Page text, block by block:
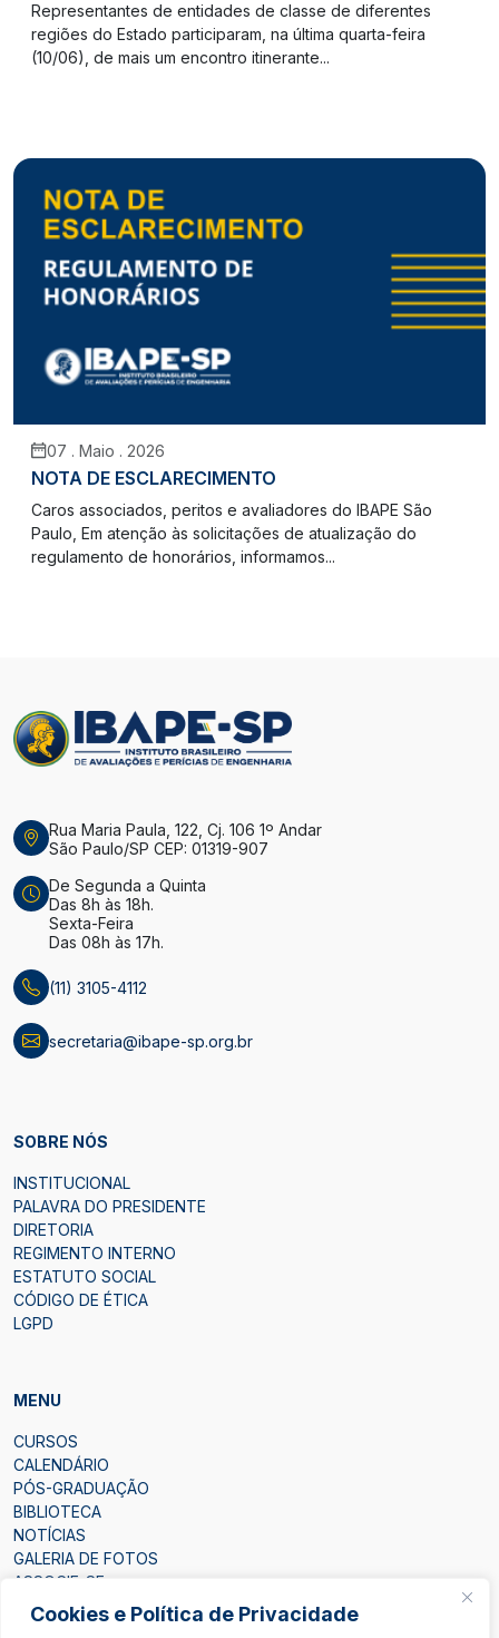
Cookies e Política de Privacidade
Representantes de entidades de classe de diferentes
regiões do Estado participaram, na última quarta-feira
(10/06), de mais um encontro itinerante...
07 . Maio . 2026
NOTA DE ESCLARECIMENTO
Caros associados, peritos e avaliadores do IBAPE São
Paulo, Em atenção às solicitações de atualização do
regulamento de honorários, informamos...
Rua Maria Paula, 122, Cj. 106 1º Andar
São Paulo/SP CEP: 01319-907
De Segunda a Quinta
Das 8h às 18h.
Sexta-Feira
Das 08h às 17h.
(11) 3105-4112
secretaria@ibape-sp.org.br
SOBRE NÓS
INSTITUCIONAL
PALAVRA DO PRESIDENTE
DIRETORIA
REGIMENTO INTERNO
ESTATUTO SOCIAL
CÓDIGO DE ÉTICA
LGPD
MENU
CURSOS
CALENDÁRIO
PÓS-GRADUAÇÃO
BIBLIOTECA
NOTÍCIAS
GALERIA DE FOTOS
ASSOCIE-SE
CONTATO